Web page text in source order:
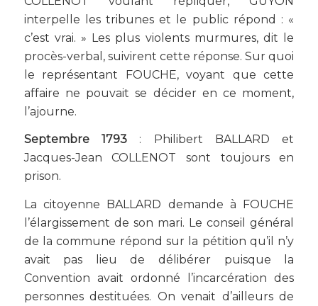
interpelle les tribunes et le public répond : «
c’est vrai. » Les plus violents murmures, dit le
procès-verbal, suivirent cette réponse. Sur quoi
le représentant FOUCHE, voyant que cette
affaire ne pouvait se décider en ce moment,
l’ajourne.
Septembre 1793: Philibert BALLARD et
Jacques-Jean COLLENOT sont toujours en
prison.
La citoyenne BALLARD demande à FOUCHE
l’élargissement de son mari. Le conseil général
de la commune répond sur la pétition qu’il n’y
avait pas lieu de délibérer puisque la
Convention avait ordonné l’incarcération des
personnes destituées. On venait d’ailleurs de